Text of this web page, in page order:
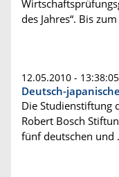
des Jahres“. Bis
12.05.2010 - 13:38:05
Deutsch-
Die Studienstiftung
Robert Bosch
fünf deutschen und